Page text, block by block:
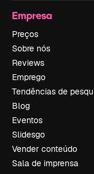
Empresa
Preços
Sobre nós
Reviews
Emprego
Tendências de
Blog
Eventos
Slidesgo
Vender conteúdo
Sala de imprensa